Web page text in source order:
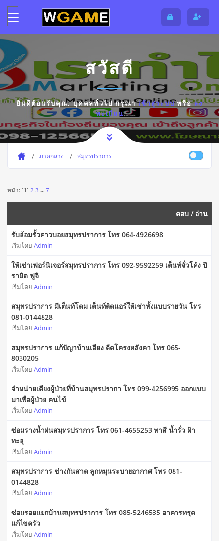
สวัสดี
ยินดีต้อนรับคุณ,บุคคลทั่วไปกรุณาเข้าสู่ระบบหรือลง
ทะเบียน
ภาคกลาง สมุทรปราการ
หน้า: [1] 2 3 ...7
ตอบ / อ่าน
รับล้อมรั้วคาวบอยสมุทรปราการ โทร 064-4926698
เริ่มโดย Admin
ให้เช่าเฟอร์นิเจอร์สมุทรปราการ โทร 092-9592259 เต็นท์จั่วโค้ง ปิ
รามิด ฟูจิ
เริ่มโดย Admin
สมุทรปราการ มีเต็นท์โดม เต็นท์ติดแอร์ให้เช่าทั้งแบบรายวัน โทร
081-0144828
เริ่มโดย Admin
สมุทรปราการ แก้ปัญาบ้านเอียง ดีดโครงหลังคา โทร 065-
8030205
เริ่มโดย Admin
จำหน่ายเตียงผู้ป่วยที่บ้านสมุทรปรากา โทร 099-4256995 ออกแบบ
มาเพื่อผู้ป่วย คนไข้
เริ่มโดย Admin
ซ่อมรางน้ำฝนสมุทรปราการ โทร 061-4655253 ทาสี น้ำรั่ว ฝ้า
ทะลุ
เริ่มโดย Admin
สมุทรปราการ ช่างกันสาด ลูกหมุนระบายอากาศ โทร 081-
0144828
เริ่มโดย Admin
ซ่อมรอยแยกบ้านสมุทรปราการ โทร 085-5246535 อาคารทรุด
แก้ไขครัว
เริ่มโดย Admin